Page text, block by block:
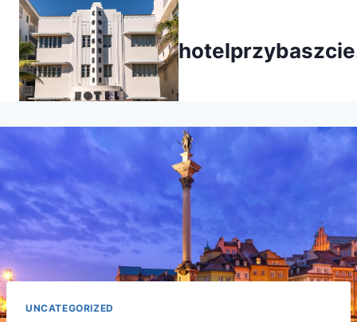
Przejdź
treści
UNCATEGORIZED